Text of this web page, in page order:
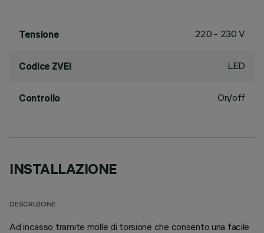
Tensione 220 - 230 V
Codice ZVEI LED
Controllo On/off
INSTALLAZIONE
DESCRIZIONE
Ad incasso tramite molle di torsione che consento una facile